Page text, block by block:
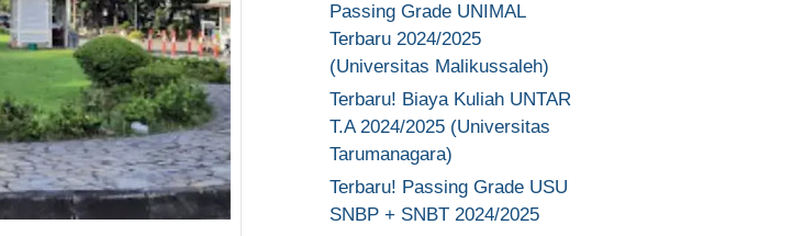
Passing Grade UNIMAL
Terbaru 2024/2025
(Universitas Malikussaleh)
Terbaru! Biaya Kuliah UNTAR
T.A 2024/2025 (Universitas
Tarumanagara)
Terbaru! Passing Grade USU
SNBP + SNBT 2024/2025